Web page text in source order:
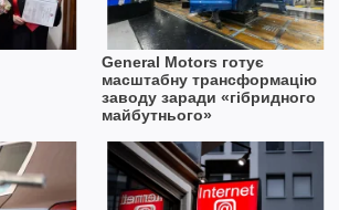
General Motors готує
масштабну трансформацію
заводу заради «гібридного
майбутнього»